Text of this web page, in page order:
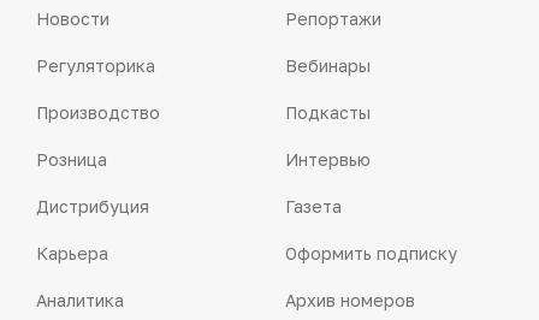
Новости
Регуляторика
Производство
Розница
Дистрибуция
Карьера
Аналитика
Репортажи
Вебинары
Подкасты
Интервью
Газета
Оформить подписку
Архив номеров